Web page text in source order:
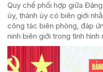
Quy chế phối hợp giữa
ủy, thành ủy có biên giới
công tác biên phòng, đáp
ninh biên giới trong tình hình